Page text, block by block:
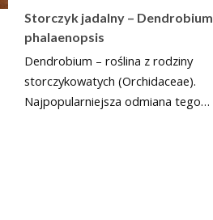
Storczyk jadalny – Dendrobium
phalaenopsis
Dendrobium – roślina z rodziny
storczykowatych (Orchidaceae).
Najpopularniejsza odmiana tego…